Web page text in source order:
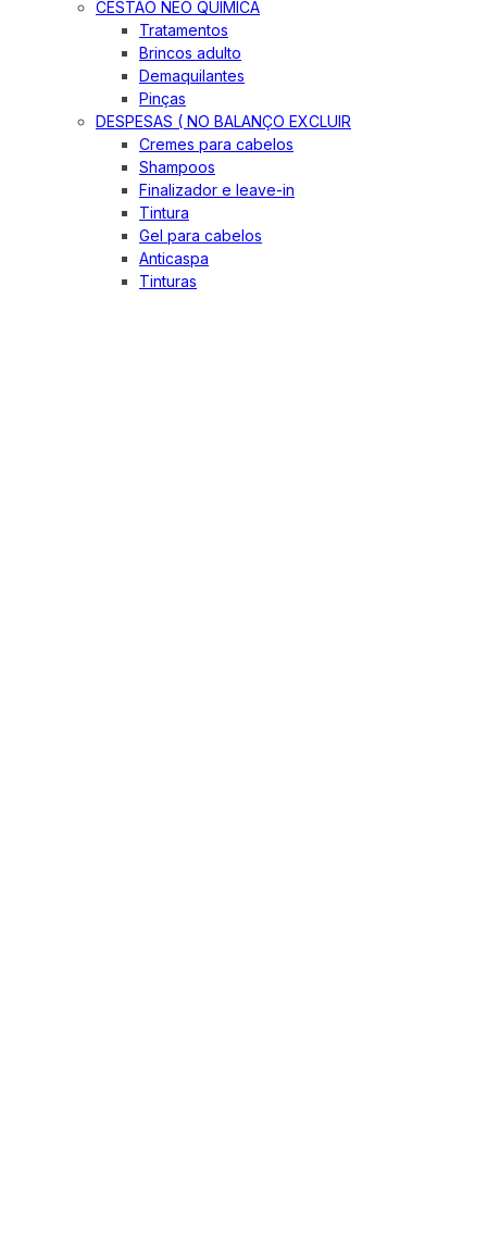
CESTÃO NEO QUIMICA
Tratamentos
Brincos adulto
Demaquilantes
Pinças
DESPESAS ( NO BALANÇO EXCLUIR
Cremes para cabelos
Shampoos
Finalizador e leave-in
Tintura
Gel para cabelos
Anticaspa
Tinturas